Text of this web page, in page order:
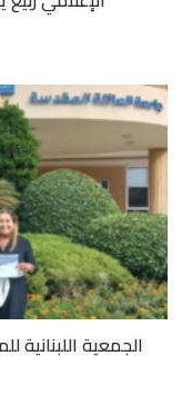
الجمعية اللبنانية